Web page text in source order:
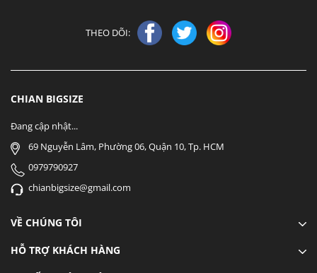
THEO DÕI:
CHIAN BIGSIZE
Đang cập nhật...
69 Nguyễn Lâm, Phường 06, Quận 10, Tp. HCM
0979790927
chianbigsize@gmail.com
VỀ CHÚNG TÔI
HỖ TRỢ KHÁCH HÀNG